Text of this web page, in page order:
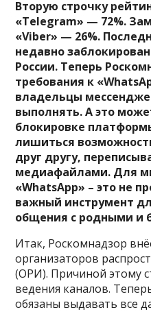
Вторую строчку
«Telegram» — 72%.
«Viber» — 26%.
недавно
России. Теперь
требования к
владельцы
выполнять. А это
блокировке
лишиться
друг другу,
медиафайлами. Для
«WhatsApp» – это не
важный инструмент
общения с родными и
Итак, Роскомнадзор
организаторов
(ОРИ). Причиной этому
ведения каналов.
обязаны выдавать все